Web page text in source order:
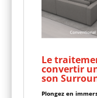
Le
convertir
son
Plongez en